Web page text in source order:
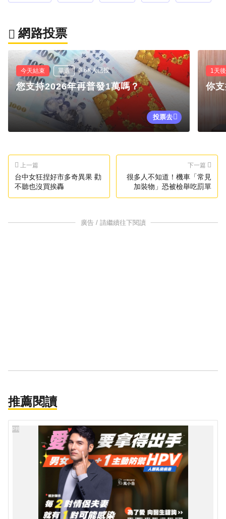
網路投票
今天結束 單選 3.6K人已投
您支持2026年再普發1萬嗎？
投票去
1天
你
上一篇
台中女狂捏好市多奇異果 勸
不聽也沒買挨轟
下一篇
很多人不知道！機車「常見
加裝物」恐被檢舉吃罰單
廣告 / 請繼續往下閱讀
推薦閱讀
PR